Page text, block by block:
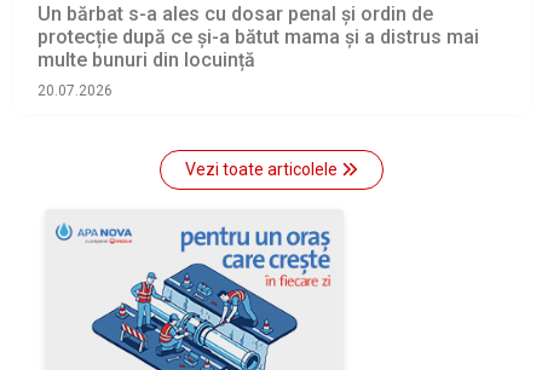
Un bărbat s-a ales cu dosar penal și ordin de
protecție după ce și-a bătut mama și a distrus mai
multe bunuri din locuință
20.07.2026
Vezi toate articolele